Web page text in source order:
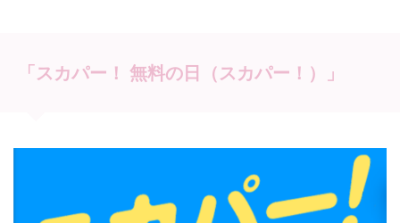
「スカパー！ 無料の日（スカパー！）」